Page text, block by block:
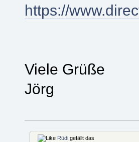
https://
Viele Grüße
Jörg
Rüdigefällt das